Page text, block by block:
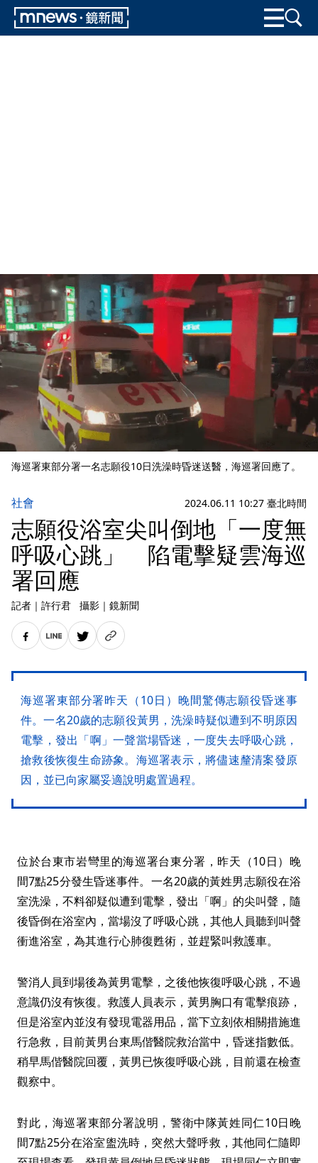
海巡署東部分署一名志願役10日洗澡時昏迷送醫，海巡署回應了。
社會 2024.06.11 10:27 臺北時間
志願役浴室尖叫倒地「一度無
呼吸心跳」 陷電擊疑雲海巡
署回應
記者 ｜ 許行君 攝影 ｜ 鏡新聞
海巡署東部分署昨天（10日）晚間驚傳志願役昏迷事
件。一名20歲的志願役黃男，洗澡時疑似遭到不明原因
電擊，發出「啊」一聲當場昏迷，一度失去呼吸心跳，
搶救後恢復生命跡象。海巡署表示，將儘速釐清案發原
因，並已向家屬妥適說明處置過程。
位於台東市岩彎里的海巡署台東分署，昨天（10日）晚
間7點25分發生昏迷事件。一名20歲的黃姓男志願役在浴
室洗澡，不料卻疑似遭到電擊，發出「啊」的尖叫聲，隨
後昏倒在浴室內，當場沒了呼吸心跳，其他人員聽到叫聲
衝進浴室，為其進行心肺復甦術，並趕緊叫救護車。
警消人員到場後為黃男電擊，之後他恢復呼吸心跳，不過
意識仍沒有恢復。救護人員表示，黃男胸口有電擊痕跡，
但是浴室內並沒有發現電器用品，當下立刻依相關措施進
行急救，目前黃男台東馬偕醫院救治當中，昏迷指數低。
稍早馬偕醫院回覆，黃男已恢復呼吸心跳，目前還在檢查
觀察中。
對此，海巡署東部分署說明，警衛中隊黃姓同仁10日晚
間7點25分在浴室盥洗時，突然大聲呼救，其他同仁隨即